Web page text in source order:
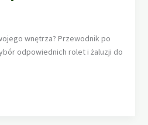
wnętrza? Przewodnik po
odpowiednich rolet i żaluzji do